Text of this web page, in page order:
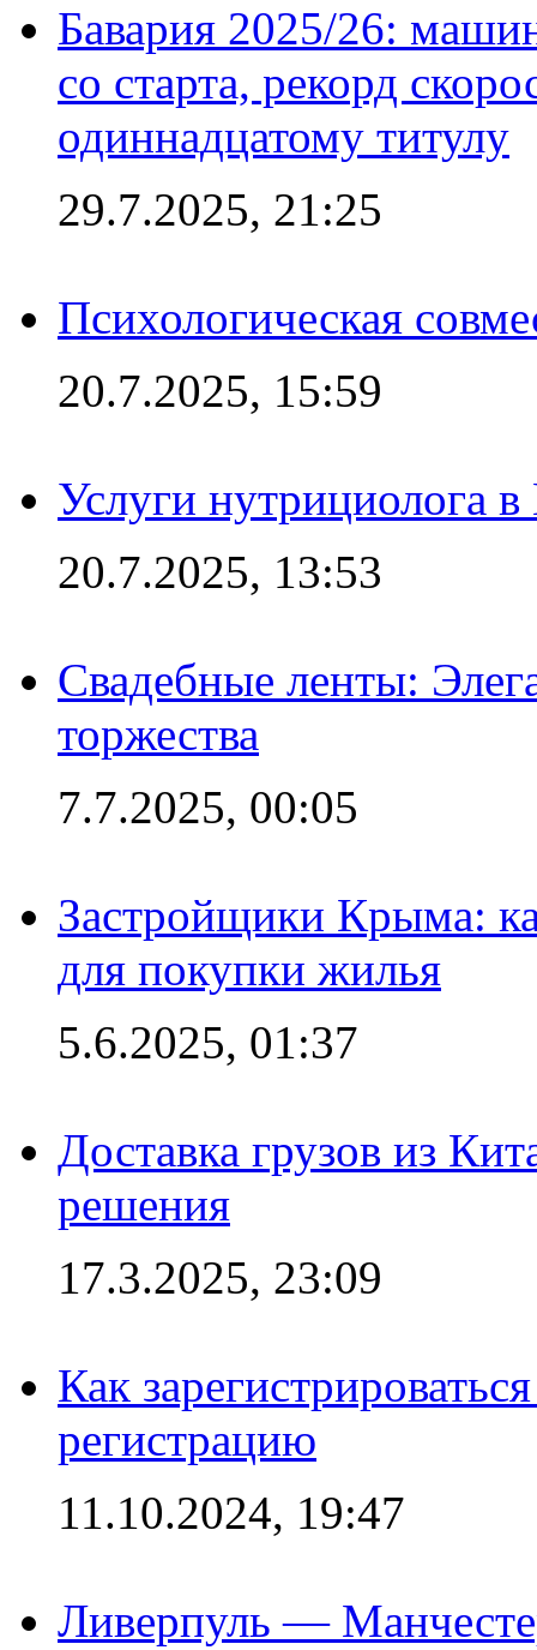
Бавария 2025/26:
со старта, рекорд
одиннадцатому титулу
29.7.2025, 21:25
Психологическая
20.7.2025, 15:59
Услуги нутрициолога
20.7.2025, 13:53
Свадебные ленты:
торжества
7.7.2025, 00:05
Застройщики Крыма:
для покупки жилья
5.6.2025, 01:37
Доставка грузов из
решения
17.3.2025, 23:09
Как
регистрацию
11.10.2024, 19:47
Ливерпуль —